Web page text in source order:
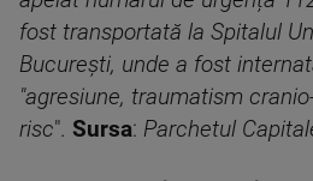
fost transportată la Spitalul
București, unde a fost
"agresiune, traumatism
risc". Sursa: Parchetul